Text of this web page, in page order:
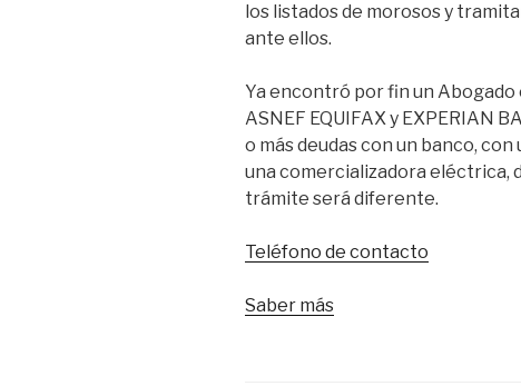
los listados de morosos y
ante ellos.
Ya encontró por fin un
ASNEF EQUIFAX y EXPERIAN
o más deudas con un banco,
una comercializadora eléctrica,
trámite será diferente.
Teléfono de contacto
Saber más